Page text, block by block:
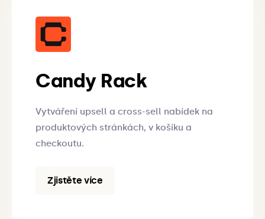
Candy Rack
Vytváření upsell a cross-sell nabídek na
produktových stránkách, v košíku a
checkoutu.
Zjistěte více